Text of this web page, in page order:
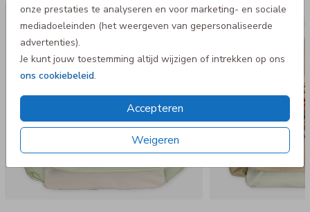
onze prestaties te analyseren en voor marketing- en sociale
mediadoeleinden (het weergeven van gepersonaliseerde
advertenties).
Je kunt jouw toestemming altijd wijzigen of intrekken op ons
ons cookiebeleid.
Accepteren
Weigeren
Rugtas Adventure Rugtas